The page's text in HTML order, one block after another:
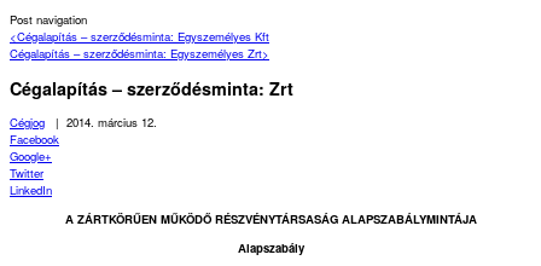
Post navigation
<Cégalapítás – szerződésminta: Egyszemélyes Kft
Cégalapítás – szerződésminta: Egyszemélyes Zrt>
Cégalapítás – szerződésminta: Zrt
Cégjog | 2014. március 12.
Facebook
Google+
Twitter
LinkedIn
A ZÁRTKÖRŰEN MŰKÖDŐ RÉSZVÉNYTÁRSASÁG ALAPSZABÁLYMINTÁJA
Alapszabály